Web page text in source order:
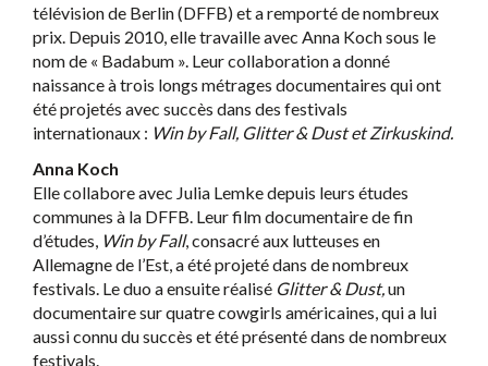
télévision de Berlin (DFFB) et a remporté de nombreux
prix. Depuis 2010, elle travaille avec Anna Koch sous le
nom de « Badabum ». Leur collaboration a donné
naissance à trois longs métrages documentaires qui ont
été projetés avec succès dans des festivals
internationaux : Win by Fall, Glitter & Dust et Zirkuskind.
Anna Koch
Elle collabore avec Julia Lemke depuis leurs études
communes à la DFFB. Leur film documentaire de fin
d’études, Win by Fall, consacré aux lutteuses en
Allemagne de l’Est, a été projeté dans de nombreux
festivals. Le duo a ensuite réalisé Glitter & Dust,un
documentaire sur quatre cowgirls américaines, qui a lui
aussi connu du succès et été présenté dans de nombreux
festivals.